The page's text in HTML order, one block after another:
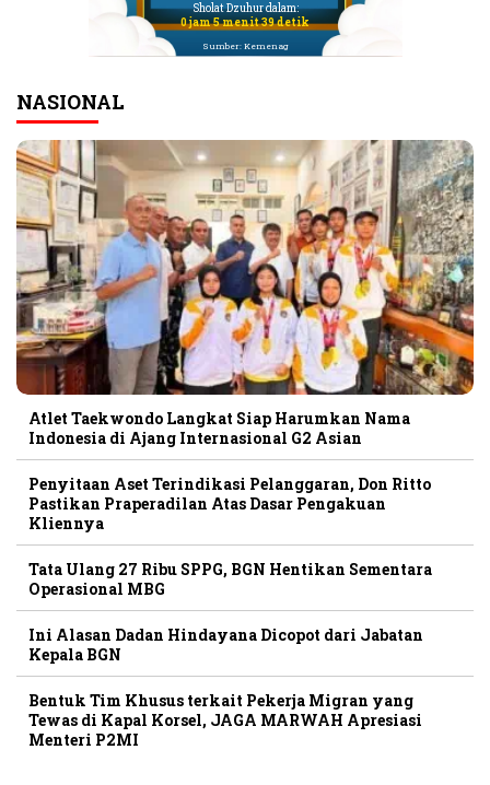
Sholat Dzuhur dalam:
0 jam 5 menit 38 detik
Sumber: Kemenag
NASIONAL
Atlet Taekwondo Langkat Siap Harumkan Nama
Indonesia di Ajang Internasional G2 Asian
Penyitaan Aset Terindikasi Pelanggaran, Don Ritto
Pastikan Praperadilan Atas Dasar Pengakuan
Kliennya
Tata Ulang 27 Ribu SPPG, BGN Hentikan Sementara
Operasional MBG
Ini Alasan Dadan Hindayana Dicopot dari Jabatan
Kepala BGN
Bentuk Tim Khusus terkait Pekerja Migran yang
Tewas di Kapal Korsel, JAGA MARWAH Apresiasi
Menteri P2MI